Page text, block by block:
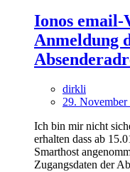
Ionos email-
Anmeldung
dirkli
29.
Ich bin mir nicht
erhalten dass ab
Smarthost
Zugangsdaten der